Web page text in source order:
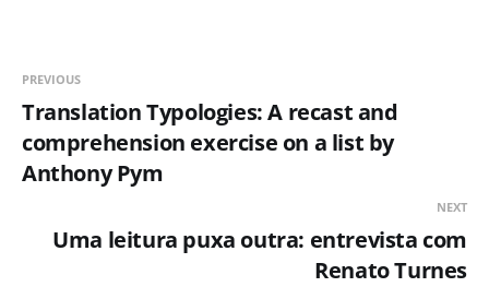
PREVIOUS
Translation Typologies: A recast and
comprehension exercise on a list by
Anthony Pym
NEXT
Uma leitura puxa outra: entrevista com
Renato Turnes